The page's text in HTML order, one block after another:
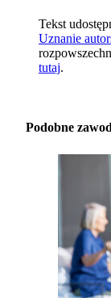
Tekst
Uznanie
tutaj.
Podobne